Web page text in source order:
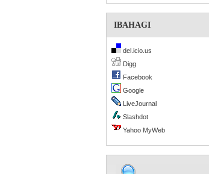
IBAHAGI
del.icio.us
Digg
Facebook
Google
LiveJournal
Slashdot
Yahoo MyWeb